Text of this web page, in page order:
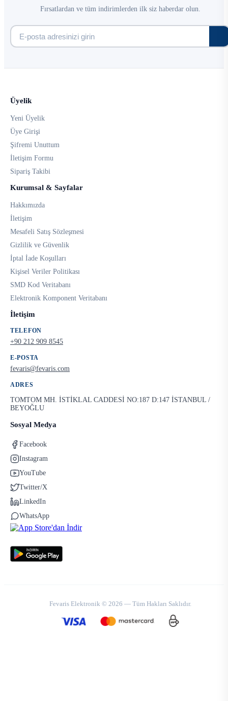
Fırsatlardan ve tüm indirimlerden ilk siz haberdar olun.
Üyelik
Yeni Üyelik
Üye Girişi
Şifremi Unuttum
İletişim Formu
Sipariş Takibi
Kurumsal & Sayfalar
Hakkımızda
İletişim
Mesafeli Satış Sözleşmesi
Gizlilik ve Güvenlik
İptal İade Koşulları
Kişisel Veriler Politikası
SMD Kod Veritabanı
Elektronik Komponent Veritabanı
İletişim
TELEFON
+90 212 909 8545
E-POSTA
fevaris@fevaris.com
ADRES
TOMTOM MH. İSTİKLAL CADDESİ NO:187 D:147 İSTANBUL /
BEYOĞLU
Sosyal Medya
Facebook
Instagram
YouTube
Twitter/X
LinkedIn
WhatsApp
Fevaris Elektronik © 2026 — Tüm Hakları Saklıdır.